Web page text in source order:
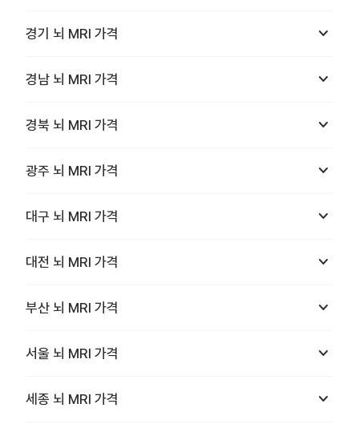
경기 뇌 MRI 가격 keyboard_arrow_down
경남 뇌 MRI 가격 keyboard_arrow_down
경북 뇌 MRI 가격 keyboard_arrow_down
광주 뇌 MRI 가격 keyboard_arrow_down
대구 뇌 MRI 가격 keyboard_arrow_down
대전 뇌 MRI 가격 keyboard_arrow_down
부산 뇌 MRI 가격 keyboard_arrow_down
서울 뇌 MRI 가격 keyboard_arrow_down
세종 뇌 MRI 가격 keyboard_arrow_down